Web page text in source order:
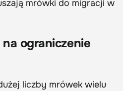
mrówki do migracji w
ograniczenie
liczby mrówek wielu